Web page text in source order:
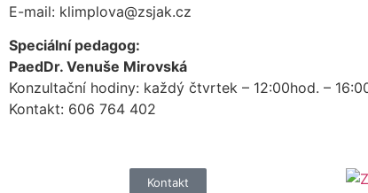
E-mail: klimplova@zsjak.cz
Speciální pedagog:
PaedDr. Venuše Mirovská
Konzultační hodiny: každý čtvrtek – 12:00hod. –
Kontakt: 606 764 402
Kontakt